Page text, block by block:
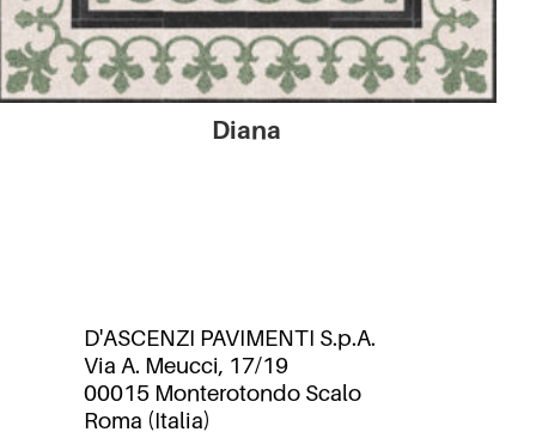
Diana
D'ASCENZI PAVIMENTI S.p.A.
Via A. Meucci, 17/19
00015 Monterotondo Scalo
Roma (Italia)